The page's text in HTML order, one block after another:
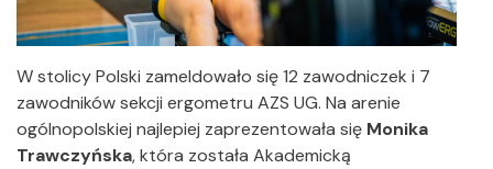
W stolicy Polski zameldowało się 12 zawodniczek i 7
zawodników sekcji ergometru AZS UG. Na arenie
ogólnopolskiej najlepiej zaprezentowała się Monika
Trawczyńska, która została Akademicką